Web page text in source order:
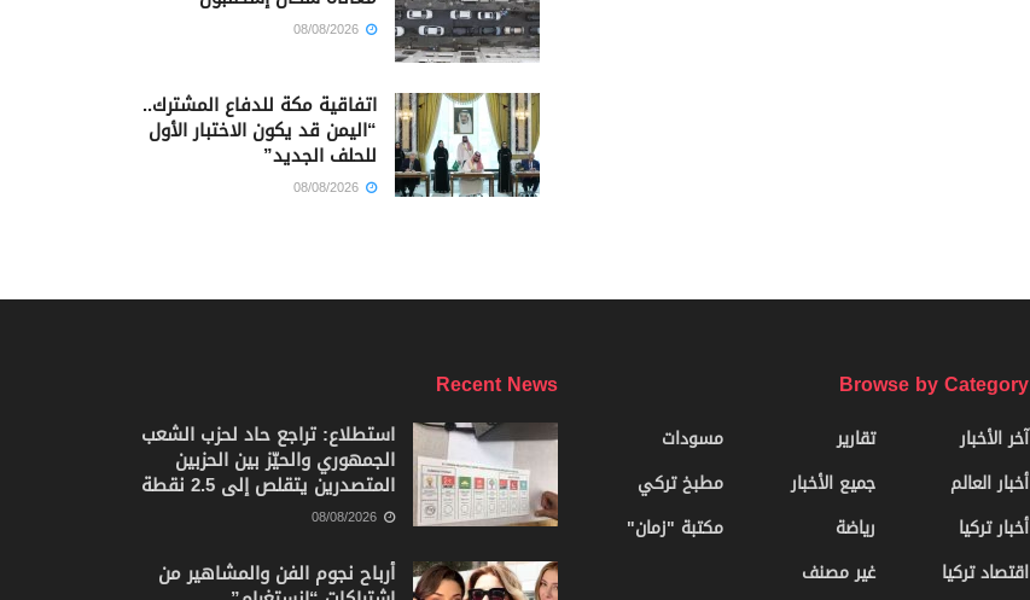
اتفاقية مكة للدفاع المشترك..
“اليمن قد يكون الاختبار الأول
للحلف الجديد”
Browse by Category
آخر الأخبار
أخبار العالم
أخبار تركيا
اقتصاد تركيا
تقارير
جميع الأخبار
رياضة
غير مصنف
مسودات
مطبخ تركي
مكتبة "زمان"
Recent News
استطلاع: تراجع حاد لحزب الشعب
الجمهوري والحيّز بين الحزبين
المتصدرين يتقلص إلى 2.5 نقطة
أرباح نجوم الفن والمشاهير من